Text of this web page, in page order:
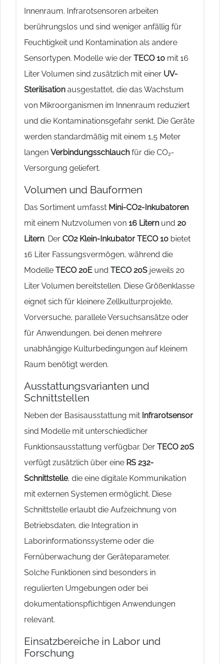
Innenraum. Infrarotsensoren arbeiten
berührungslos und sind weniger anfällig für
Feuchtigkeit und Kontamination als andere
Sensortypen. Modelle wie der TECO 10 mit 16
Liter Volumen sind zusätzlich mit einer UV-
Sterilisation ausgestattet, die das Wachstum
von Mikroorganismen im Innenraum reduziert
und die Kontaminationsgefahr senkt. Die Geräte
werden standardmäßig mit einem 1,5 Meter
langen Verbindungsschlauch für die CO₂-
Versorgung geliefert.
Volumen und Bauformen
Das Sortiment umfasst Mini-CO2-Inkubatoren
mit einem Nutzvolumen von 16 Litern und 20
Litern. Der CO2 Klein-Inkubator TECO 10 bietet
16 Liter Fassungsvermögen, während die
Modelle TECO 20E und TECO 20S jeweils 20
Liter Volumen bereitstellen. Diese Größenklasse
eignet sich für kleinere Zellkulturprojekte,
Vorversuche, parallele Versuchsansätze oder
für Anwendungen, bei denen mehrere
unabhängige Kulturbedingungen auf kleinem
Raum benötigt werden.
Ausstattungsvarianten und
Schnittstellen
Neben der Basisausstattung mit Infrarotsensor
sind Modelle mit unterschiedlicher
Funktionsausstattung verfügbar. Der TECO 20S
verfügt zusätzlich über eine RS 232-
Schnittstelle, die eine digitale Kommunikation
mit externen Systemen ermöglicht. Diese
Schnittstelle erlaubt die Aufzeichnung von
Betriebsdaten, die Integration in
Laborinformationssysteme oder die
Fernüberwachung der Geräteparameter.
Solche Funktionen sind besonders in
regulierten Umgebungen oder bei
dokumentationspflichtigen Anwendungen
relevant.
Einsatzbereiche in Labor und
Forschung